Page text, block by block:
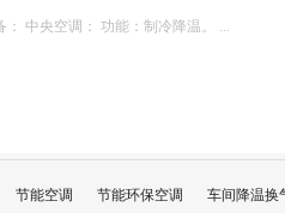
用场景。以下是一些常见的厂房降温设备： 中央空调： 功能：制冷降温。 ...
节能空调 节能环保空调 车间降温换